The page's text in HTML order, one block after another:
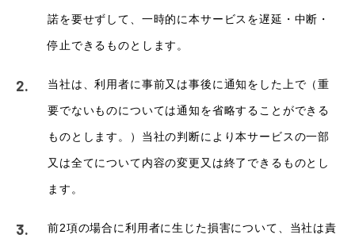
諾を要せずして、一時的に本サービスを遅延・中断・
停止できるものとします。
当社は、利用者に事前又は事後に通知をした上で（重
要でないものについては通知を省略することができる
ものとします。）当社の判断により本サービスの一部
又は全てについて内容の変更又は終了できるものとし
ます。
前2項の場合に利用者に生じた損害について、当社は責